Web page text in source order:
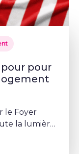
pour
le Foyer
la lumière
dans le